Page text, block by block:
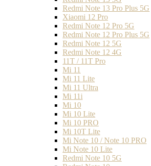
Redmi Note 13 Pro Plus 5G
Xiaomi 12 Pro
Redmi Note 12 Pro 5G
Redmi Note 12 Pro Plus 5G
Redmi Note 12 5G
Redmi Note 12 4G
11T / 11T Pro
Mi 11
Mi 11 Lite
Mi 11 Ultra
Mi 11i
Mi 10
Mi 10 Lite
Mi 10 PRO
Mi 10T Lite
Mi Note 10 / Note 10 PRO
Mi Note 10 Lite
Redmi Note 10 5G